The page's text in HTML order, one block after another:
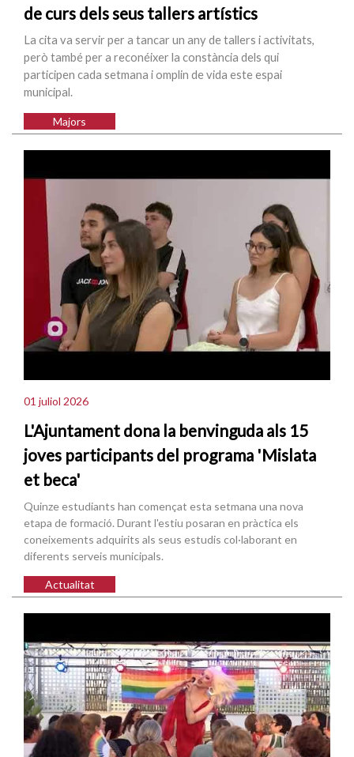
de curs dels seus tallers artístics
La cita va servir per a tancar un any de tallers i activitats,
però també per a reconéixer la constància dels qui
participen cada setmana i omplin de vida este espai
municipal.
Majors
01 juliol 2026
L'Ajuntament dona la benvinguda als 15
joves participants del programa 'Mislata
et beca'
Quinze estudiants han començat esta setmana una nova
etapa de formació. Durant l'estiu posaran en pràctica els
coneixements adquirits als seus estudis col·laborant en
diferents serveis municipals.
Actualitat